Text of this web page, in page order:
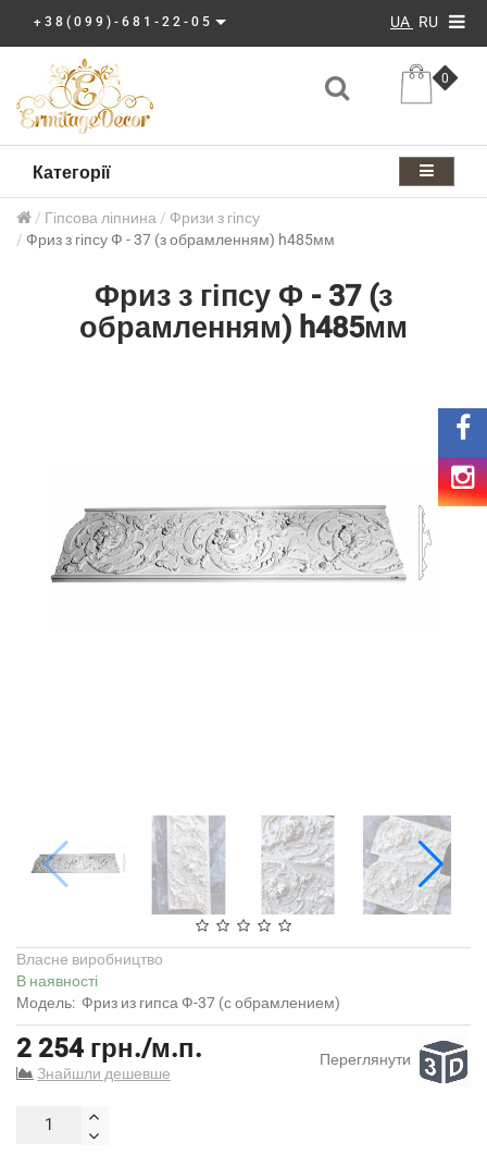
+38(099)-681-22-05 UA RU
0
Категорії
Гіпсова ліпнина
Фризи з гіпсу
Фриз з гіпсу Ф - 37 (з обрамленням) h485мм
Фриз з гіпсу Ф - 37 (з
обрамленням) h485мм
Власне виробництво
В наявності
Модель: Фриз из гипса Ф-37 (с обрамлением)
2 254 грн./м.п.
Знайшли дешевше
Переглянути